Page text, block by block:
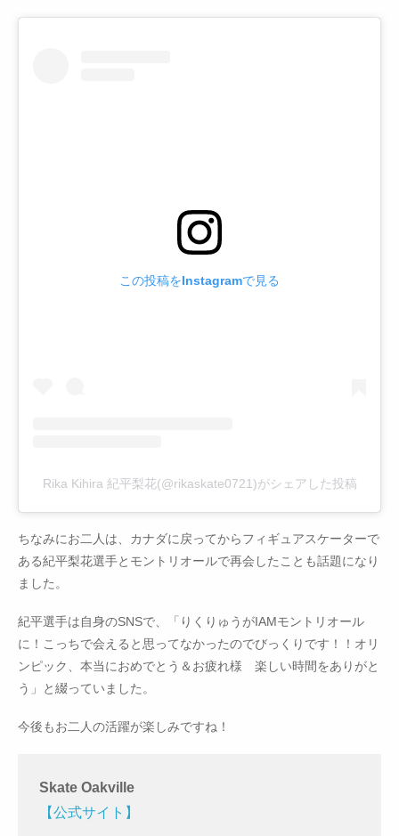
この投稿をInstagramで見る
Rika Kihira 紀平梨花(@rikaskate0721)がシェアした投稿
ちなみにお二人は、カナダに戻ってからフィギュアスケーターで
ある紀平梨花選手とモントリオールで再会したことも話題になり
ました。
紀平選手は自身のSNSで、「りくりゅうがIAMモントリオール
に！こっちで会えると思ってなかったのでびっくりです！！オリ
ンピック、本当におめでとう＆お疲れ様 楽しい時間をありがと
う」と綴っていました。
今後もお二人の活躍が楽しみですね！
Skate Oakville
【公式サイト】